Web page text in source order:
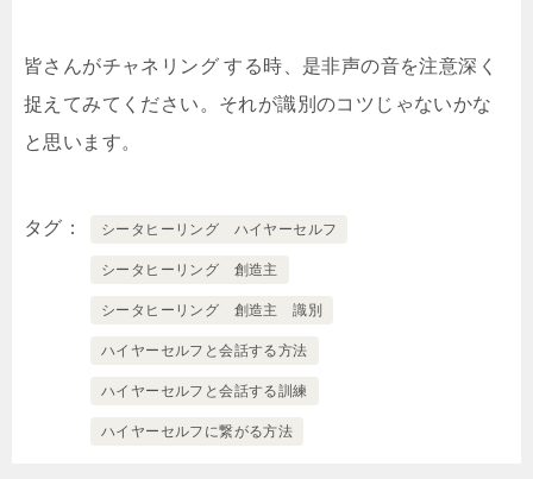
皆さんがチャネリング する時、是非声の音を注意深く
捉えてみてください。それが識別のコツじゃないかな
と思います。
タグ シータヒーリング ハイヤーセルフ
シータヒーリング 創造主
シータヒーリング 創造主 識別
ハイヤーセルフと会話する方法
ハイヤーセルフと会話する訓練
ハイヤーセルフに繋がる方法